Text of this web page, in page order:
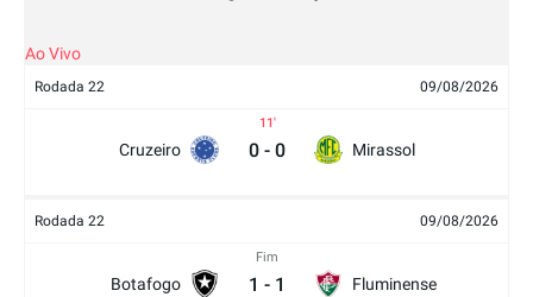
Ao Vivo
Rodada 22 09/08/2026
Cruzeiro
11
0 - 0 Mirassol
Rodada 22 09/08/2026
Botafogo
Fim
1 - 1 Fluminense